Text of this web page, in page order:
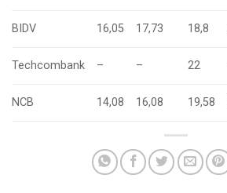
BIDV 16,05 17,73 18,8
Techcombank – – 22
NCB 14,08 16,08 19,58